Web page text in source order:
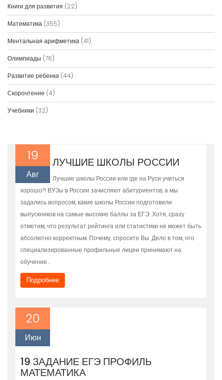
Книги для развития (22)
Математика (355)
Ментальная арифметика (41)
Олимпиады (76)
Развитие ребенка (44)
Скорочтение (4)
Учебники (32)
19
Авг
ЛУЧШИЕ ШКОЛЫ РОССИИ
Лучшие школы России или где на Руси учиться
хорошо?! ВУЗы в России зачисляют абитуриентов, а мы
задались вопросом, какие школы России подготовили
выпускников на самые высокие баллы за ЕГЭ. Хотя, сразу
отметим, что результат рейтинга или статистики не может быть
абсолютно корректным. Почему, спросите Вы. Дело в том, что
специализированные профильные лицеи принимают на
обучение…
Подробнее
20
Июн
19 ЗАДАНИЕ ЕГЭ ПРОФИЛЬ
МАТЕМАТИКА